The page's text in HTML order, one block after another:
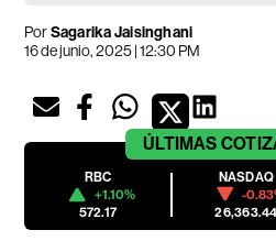
PorSagarika Jaisinghani
16 de junio, 2025 | 12:30 PM
ÚLTIMAS
RBC
+1.10%
572.17
NASDAQ
-
26,363.44